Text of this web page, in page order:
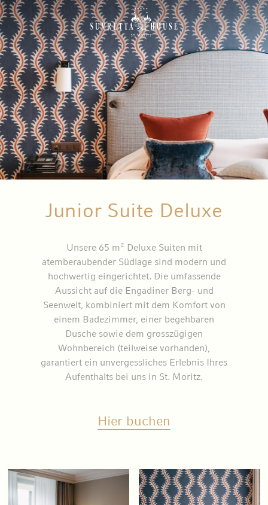
Junior Suite Deluxe
Unsere 65 m² Deluxe Suiten mit
atemberaubender Südlage sind modern und
hochwertig eingerichtet. Die umfassende
Aussicht auf die Engadiner Berg- und
Seenwelt, kombiniert mit dem Komfort von
einem Badezimmer, einer begehbaren
Dusche sowie dem grosszügigen
Wohnbereich (teilweise vorhanden),
garantiert ein unvergessliches Erlebnis Ihres
Aufenthalts bei uns in St. Moritz.
Hier buchen